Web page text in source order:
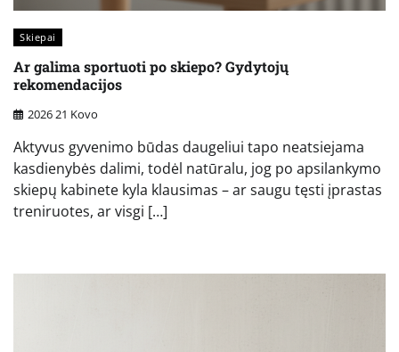
Skiepai
Ar galima sportuoti po skiepo? Gydytojų
rekomendacijos
2026 21 Kovo
Aktyvus gyvenimo būdas daugeliui tapo neatsiejama
kasdienybės dalimi, todėl natūralu, jog po apsilankymo
skiepų kabinete kyla klausimas – ar saugu tęsti įprastas
treniruotes, ar visgi […]